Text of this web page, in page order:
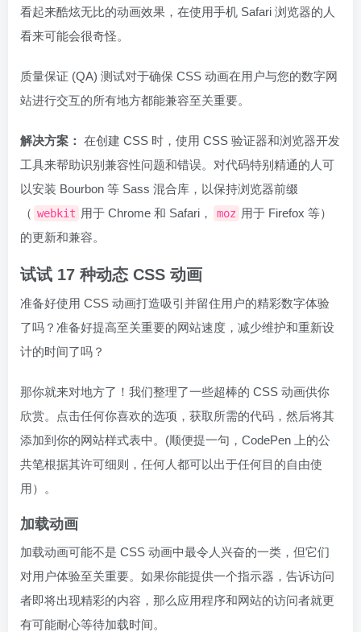
看起来酷炫无比的动画效果，在使用手机 Safari 浏览器的人
看来可能会很奇怪。
质量保证 (QA) 测试对于确保 CSS 动画在用户与您的数字网
站进行交互的所有地方都能兼容至关重要。
解决方案： 在创建 CSS 时，使用 CSS 验证器和浏览器开发
工具来帮助识别兼容性问题和错误。对代码特别精通的人可
以安装 Bourbon 等 Sass 混合库，以保持浏览器前缀
（ webkit 用于 Chrome 和 Safari， moz 用于 Firefox 等）
的更新和兼容。
试试 17 种动态 CSS 动画
准备好使用 CSS 动画打造吸引并留住用户的精彩数字体验
了吗？准备好提高至关重要的网站速度，减少维护和重新设
计的时间了吗？
那你就来对地方了！我们整理了一些超棒的 CSS 动画供你
欣赏。点击任何你喜欢的选项，获取所需的代码，然后将其
添加到你的网站样式表中。(顺便提一句，CodePen 上的公
共笔根据其许可细则，任何人都可以出于任何目的自由使
用）。
加载动画
加载动画可能不是 CSS 动画中最令人兴奋的一类，但它们
对用户体验至关重要。如果你能提供一个指示器，告诉访问
者即将出现精彩的内容，那么应用程序和网站的访问者就更
有可能耐心等待加载时间。